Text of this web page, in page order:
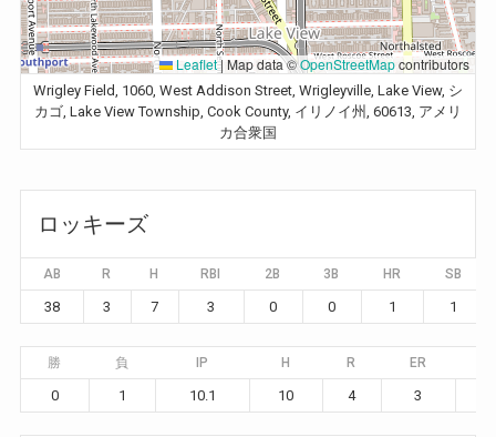
Leaflet| Map data ©OpenStreetMapcontributors
Wrigley Field, 1060, West Addison Street, Wrigleyville, Lake View, シ
カゴ, Lake View Township, Cook County, イリノイ州, 60613, アメリ
カ合衆国
ロッキーズ
AB R H RBI 2B 3B HR SB
38 3 7 3 0 0 1 1
勝 負 IP H R ER
0 1 10.1 10 4 3